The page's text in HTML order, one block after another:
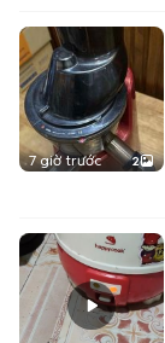
7 giờ trước 2